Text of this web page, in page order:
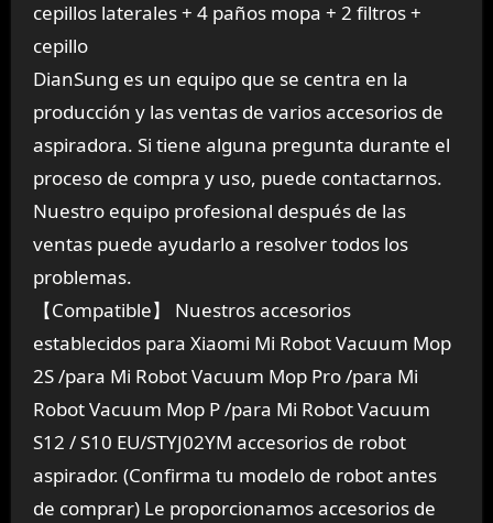
cepillos laterales + 4 paños mopa + 2 filtros +
cepillo
DianSung es un equipo que se centra en la
producción y las ventas de varios accesorios de
aspiradora. Si tiene alguna pregunta durante el
proceso de compra y uso, puede contactarnos.
Nuestro equipo profesional después de las
ventas puede ayudarlo a resolver todos los
problemas.
【Compatible】 Nuestros accesorios
establecidos para Xiaomi Mi Robot Vacuum Mop
2S /para Mi Robot Vacuum Mop Pro /para Mi
Robot Vacuum Mop P /para Mi Robot Vacuum
S12 / S10 EU/STYJ02YM accesorios de robot
aspirador. (Confirma tu modelo de robot antes
de comprar) Le proporcionamos accesorios de